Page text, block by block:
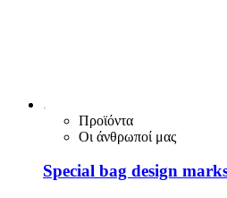
Προϊόντα
Οι άνθρωποί μας
Special bag design